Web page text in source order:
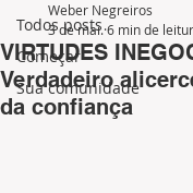
Todos posts
Começar
Sua comunidade
VIRTUDES
Verdadeiro
da confiança
Weber Negreiros
3 de mai.6 min de